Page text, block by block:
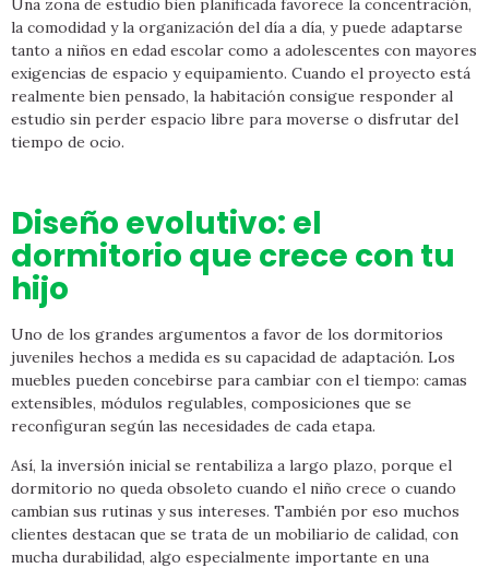
la comodidad y la organización del día a día, y puede adaptarse
tanto a niños en edad escolar como a adolescentes con mayores
exigencias de espacio y equipamiento. Cuando el proyecto está
realmente bien pensado, la habitación consigue responder al
estudio sin perder espacio libre para moverse o disfrutar del
tiempo de ocio.
Diseño evolutivo: el
dormitorio que crece con tu
hijo
Uno de los grandes argumentos a favor de los dormitorios
juveniles hechos a medida es su capacidad de adaptación. Los
muebles pueden concebirse para cambiar con el tiempo: camas
extensibles, módulos regulables, composiciones que se
reconfiguran según las necesidades de cada etapa.
Así, la inversión inicial se rentabiliza a largo plazo, porque el
dormitorio no queda obsoleto cuando el niño crece o cuando
cambian sus rutinas y sus intereses. También por eso muchos
clientes destacan que se trata de un mobiliario de calidad, con
mucha durabilidad, algo especialmente importante en una